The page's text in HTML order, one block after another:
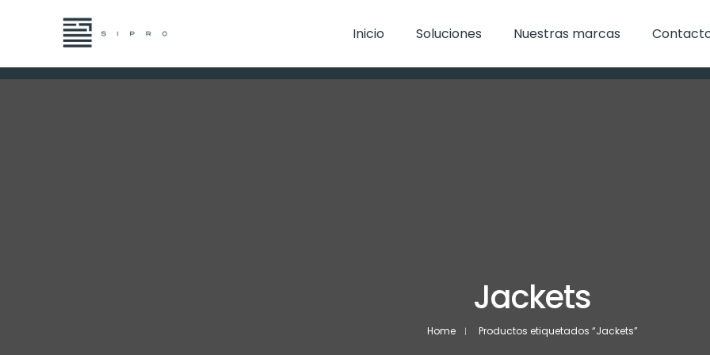
Inicio Soluciones Nuestras marcas
Jackets
Home Productos etiquetados “Jackets”